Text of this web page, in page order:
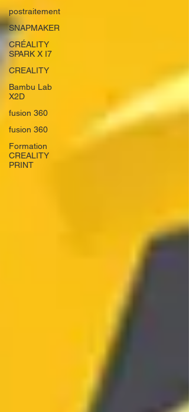
postraitement
SNAPMAKER
CRÉALITY
SPARK X I7
CREALITY
Bambu Lab
X2D
fusion 360
fusion 360
Formation
CREALITY
PRINT